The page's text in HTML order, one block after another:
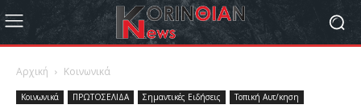
Αρχική Κοινωνικά
Κοινωνικά ΠΡΩΤΟΣΕΛΙΔΑ Σημαντικές Ειδήσεις Τοπική Αυτ/κηση